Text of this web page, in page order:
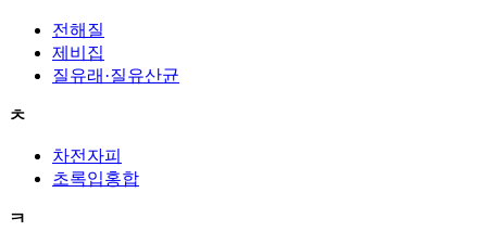
전해질
제비집
질유래·질유산균
ㅊ
차전자피
초록입홍합
ㅋ